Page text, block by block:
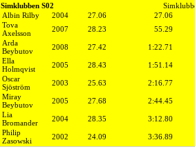
Simklubben S02
Albin Rilby
2004 27.06
27.06
Tova
Axelsson
2007 28.23
55.29
Arda
Beybutov
2008 27.42
1:22.71
Ella
Holmqvist
2005 28.43
1:51.14
Oscar
Sjöström
2003 25.63
2:16.77
Miray
Beybutov
2005 27.68
2:44.45
Lia
Bromander
2004 28.35
3:12.80
Philip
Zasowski
2002 24.09 3:36.89